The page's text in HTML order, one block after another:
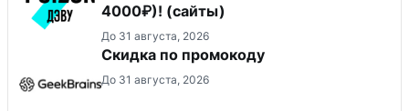
4000₽)! (сайты)
До 31 августа, 2026
Скидка по промокоду
До 31 августа, 2026